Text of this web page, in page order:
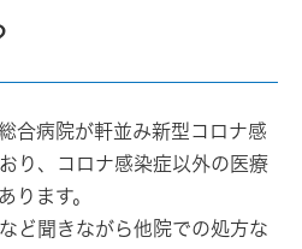
合病院が軒並み新型コロナ感
り、コロナ感染症以外の医療
ります。
ど聞きながら他院での処方な